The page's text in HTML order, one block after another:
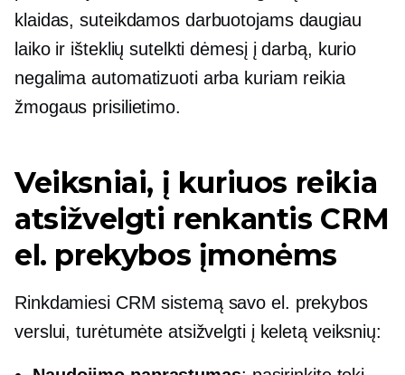
klaidas, suteikdamos darbuotojams daugiau
laiko ir išteklių sutelkti dėmesį į darbą, kurio
negalima automatizuoti arba kuriam reikia
žmogaus prisilietimo.
Veiksniai, į kuriuos reikia
atsižvelgti renkantis CRM
el. prekybos įmonėms
Rinkdamiesi CRM sistemą savo el. prekybos
verslui, turėtumėte atsižvelgti į keletą veiksnių: